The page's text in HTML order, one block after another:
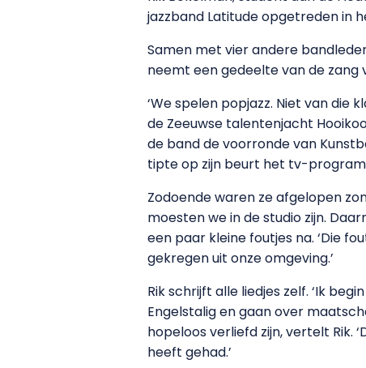
jazzband Latitude opgetreden in
Samen met vier andere
neemt een gedeelte van de zang
‘We spelen popjazz. Niet van die
de Zeeuwse talentenjacht
de band de voorronde van
tipte op zijn beurt het tv-
Zodoende waren ze afgelopen
moesten we in de studio zijn.
een paar kleine foutjes na. ‘Die
gekregen uit onze omgeving.’
Rik schrijft alle liedjes zelf. ‘Ik
Engelstalig en gaan over
hopeloos verliefd zijn, vertelt
heeft gehad.’